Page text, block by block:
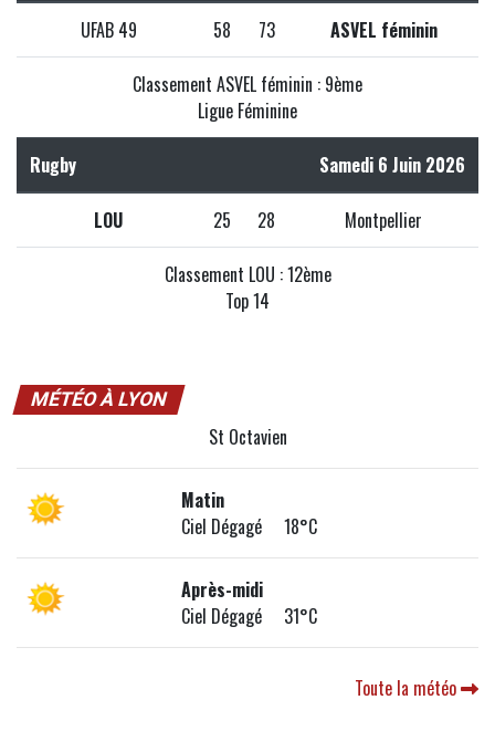
UFAB 49 58 73 ASVEL féminin
Classement ASVEL féminin : 9ème
Ligue Féminine
Rugby Samedi 6 Juin 2026
LOU 25 28 Montpellier
Classement LOU : 12ème
Top 14
MÉTÉO À LYON
St Octavien
Matin
Ciel Dégagé 18°C
Après-midi
Ciel Dégagé 31°C
Toute la météo